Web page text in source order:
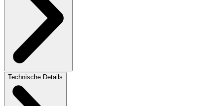
Technische Details